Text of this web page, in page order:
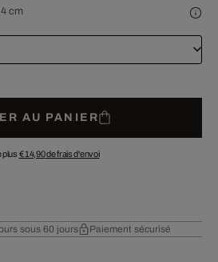
cm
AU PANIER
plus € 14,90de frais d'envoi
sous 60 jours Paiement sécurisé